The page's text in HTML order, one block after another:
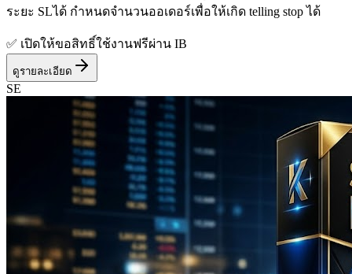
ระยะ SLได้ กำหนดจำนวนออเดอร์เพื่อให้เกิด telling stop ได้
✅ เปิดให้ขอสิทธิ์ใช้งานฟรีผ่าน IB
ดูรายละเอียด
SE